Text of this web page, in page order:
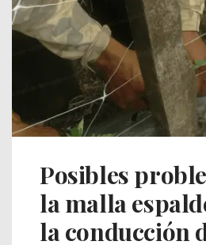
Posibles
la malla
la conducción